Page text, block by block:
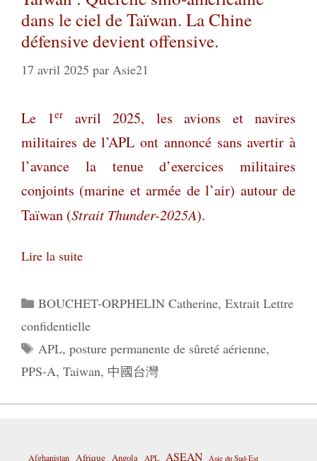
dans le ciel de Taïwan. La Chine
défensive devient offensive.
17 avril 2025 par Asie21
Le 1er
avril 2025, les avions et navires
militaires de l’APL ont annoncé sans avertir à
l’avance la tenue d’exercices militaires
conjoints (marine et armée de l’air) autour de
Taïwan (Strait Thunder-2025A).
Lire la suite
Catégories
BOUCHET-ORPHELIN Catherine, Extrait Lettre
confidentielle
Étiquettes
APL, posture permanente de sûreté aérienne,
PPS-A, Taiwan, 中國台灣
Afghanistan Afrique Angola APL ASEAN Asie du Sud-Est